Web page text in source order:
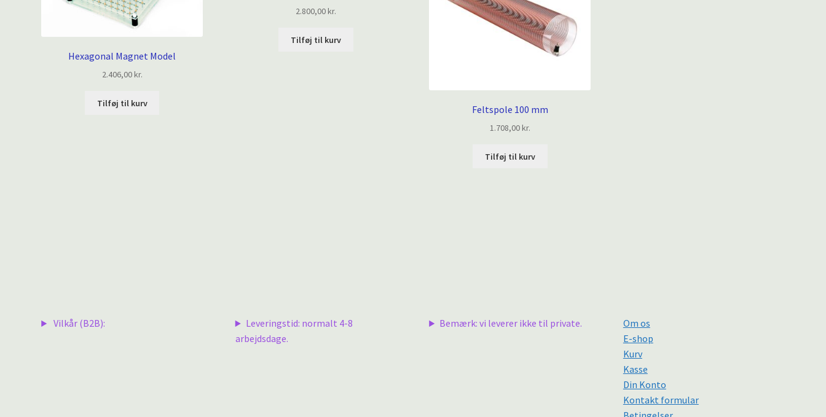
Hexagonal Magnet Model
2.406,00kr.
Tilføj til kurv
2.800,00kr.
Tilføj til kurv
Feltspole 100 mm
1.708,00kr.
Tilføj til kurv
Vilkår (B2B):
Leveringstid: normalt 4-8
arbejdsdage.
Bemærk: vi leverer ikke til private.
Om os
E-shop
Kurv
Kasse
Din Konto
Kontakt formular